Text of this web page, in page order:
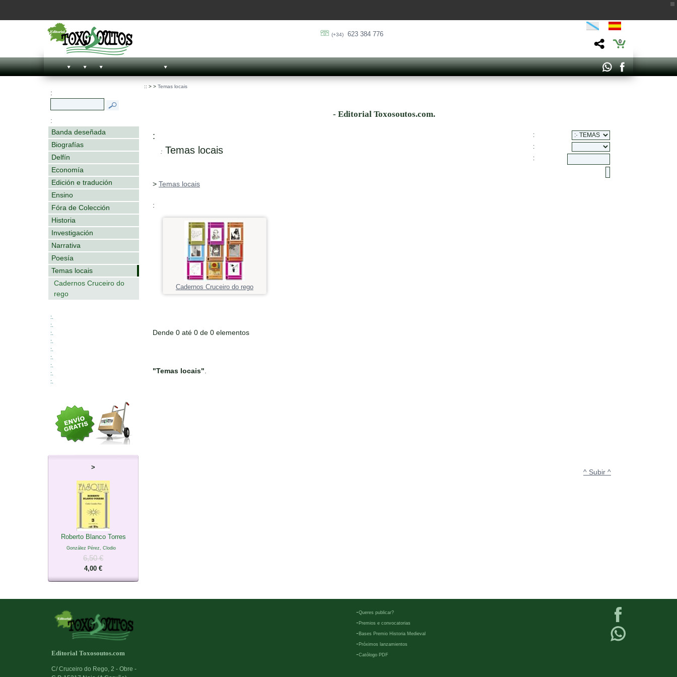
(+34) 623 384 776
0
:
:
Banda deseñada
Biografías
Delfín
Economía
Edición e tradución
Ensino
Fóra de Colección
Historia
Investigación
Narrativa
Poesía
Temas locais
Cadernos Cruceiro do
rego
:.
:.
:.
:.
:.
:.
:.
:.
:.
>
Roberto Blanco Torres
González Pérez, Clodio
6,50 €
4,00 €
:: > > Temas locais
- Editorial Toxosoutos.com.
:
: Temas locais
:
:
:
> Temas locais
:
Cadernos Cruceiro do rego
Dende 0 até 0 de 0 elementos
"Temas locais"
^ Subir ^
Editorial Toxosoutos.com
C/ Cruceiro do Rego, 2 - Obre -
-Queres publicar?
- Premios e convocatorias
- Bases Premio Historia Medieval
- Próximos lanzamientos
-Católogo PDF